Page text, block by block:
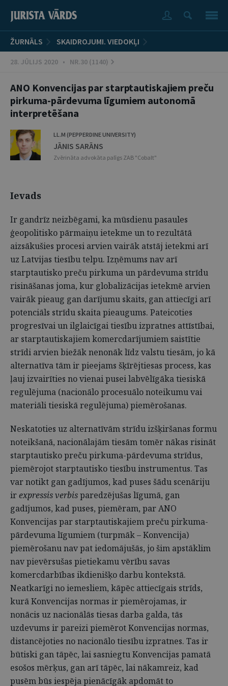
ŽURNĀLS SKAIDROJUMI. VIEDOKĻI
28. JŪLIJS 2020 • NR.30 (1140)
ANO Konvencijas par starptautiskajiem preču
pirkuma-pārdevuma līgumiem autonomā
interpretēšana
LL.M (PEPPERDINE UNIVERSITY)
JĀNIS SARĀNS
Zvērināta advokāta palīgs ZAB "Cobalt"
Ievads
Ir gandrīz neizbēgami, ka mūsdienu pasaules
ģeopolitisko pārmaiņu ietekme un to rezultātā
aizsākušies procesi arvien vairāk atstāj ietekmi arī
uz Latvijas tiesību telpu. Izņēmums nav arī
starptautisko preču pirkuma un pārdevuma strīdu
risināšanas joma, kur globalizācijas ietekmē arvien
vairāk pieaug gan darījumu skaits, gan attiecīgi arī
potenciāls strīdu skaita pieaugums. Pateicoties
progresīvai un ilglaicīgai tiesību izpratnes attīstībai,
ar starptautiskajiem komercdarījumiem saistītie
strīdi arvien biežāk nenonāk līdz valstu tiesām, jo kā
alternatīva tām ir pieejams šķīrējtiesas process, kas
ļauj izvairīties no vienai pusei labvēlīgāka tiesiskā
regulējuma (nacionālo procesuālo noteikumu vai
materiāli tiesiskā regulējuma) piemērošanas.
Neskatoties uz alternatīvām strīdu izšķiršanas formu
noteikšanā, nacionālajām tiesām tomēr nākas risināt
starptautisko preču pirkuma-pārdevuma strīdus,
piemērojot starptautisko tiesību instrumentus. Tas
var notikt gan gadījumos, kad puses šādu scenāriju
irexpressis verbisparedzējušas līgumā, gan
gadījumos, kad puses, piemēram, par ANO
Konvencijas par starptautiskajiem preču pirkuma-
pārdevuma līgumiem (turpmāk – Konvencija)
piemērošanu nav pat iedomājušās, jo šim apstāklim
nav pievērsušas pietiekamu vērību savas
komercdarbības ikdienišķo darbu kontekstā.
Neatkarīgi no iemesliem, kāpēc attiecīgais strīds,
kurā Konvencijas normas ir piemērojamas, ir
nonācis uz nacionālās tiesas darba galda, tās
uzdevums ir pareizi piemērot Konvencijas normas,
distancējoties no nacionālo tiesību izpratnes. Tas ir
būtiski gan tāpēc, lai sasniegtu Konvencijas pamatā
esošos mērķus, gan arī tāpēc, lai nākamreiz, kad
pusēm būs iespēja pienācīgāk apdomāt to